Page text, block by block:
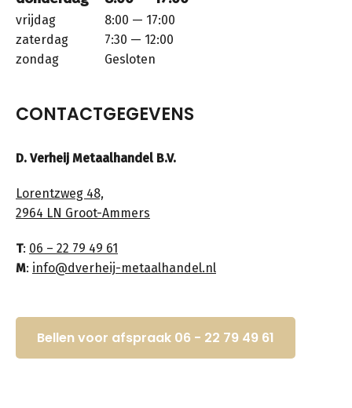
vrijdag
8:00 — 17:00
zaterdag
7:30 — 12:00
zondag
Gesloten
CONTACTGEGEVENS
D. Verheij Metaalhandel B.V.
Lorentzweg 48,
2964 LN Groot-Ammers
T: 06 – 22 79 49 61
M: info@dverheij-metaalhandel.nl
Bellen voor afspraak 06 - 22 79 49 61